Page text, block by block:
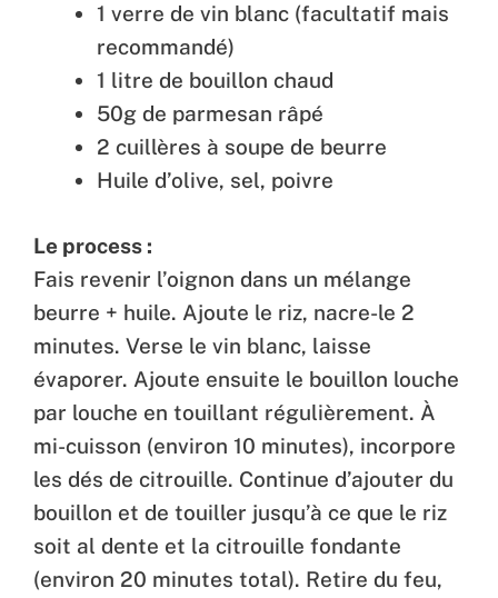
1 verre de vin blanc (facultatif mais
recommandé)
1 litre de bouillon chaud
50g de parmesan râpé
2 cuillères à soupe de beurre
Huile d’olive, sel, poivre
Le process :
Fais revenir l’oignon dans un mélange
beurre + huile. Ajoute le riz, nacre-le 2
minutes. Verse le vin blanc, laisse
évaporer. Ajoute ensuite le bouillon louche
par louche en touillant régulièrement. À
mi-cuisson (environ 10 minutes), incorpore
les dés de citrouille. Continue d’ajouter du
bouillon et de touiller jusqu’à ce que le riz
soit al dente et la citrouille fondante
(environ 20 minutes total). Retire du feu,